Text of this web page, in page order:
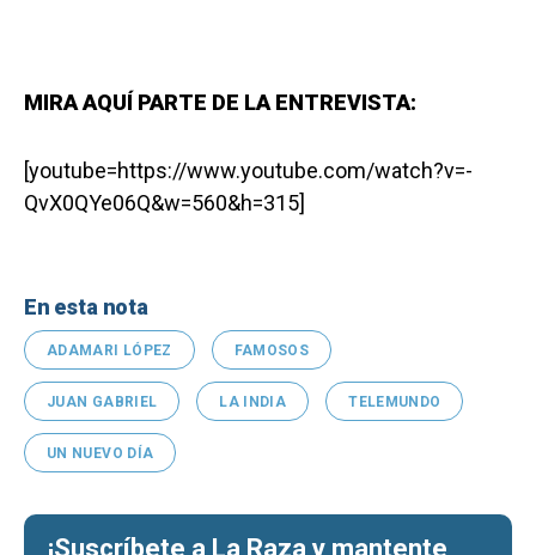
MIRA AQUÍ PARTE DE LA ENTREVISTA:
[youtube=https://www.youtube.com/watch?v=-
QvX0QYe06Q&w=560&h=315]
En esta nota
ADAMARI LÓPEZ FAMOSOS
JUAN GABRIEL LA INDIA TELEMUNDO
UN NUEVO DÍA
¡Suscríbete a La Raza y mantente